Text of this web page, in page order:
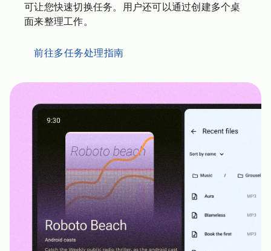
可让您快速切换任务。用户还可以通过创建多个桌
面来整理工作。
前往多任务处理指南